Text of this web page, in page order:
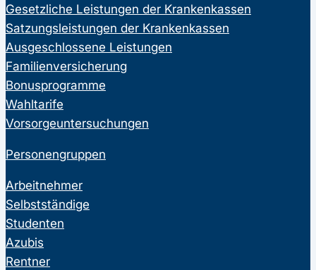
Gesetzliche Leistungen der Krankenkassen
Satzungsleistungen der Krankenkassen
Ausgeschlossene Leistungen
Familienversicherung
Bonusprogramme
Wahltarife
Vorsorgeuntersuchungen
Personengruppen
Arbeitnehmer
Selbstständige
Studenten
Azubis
Rentner